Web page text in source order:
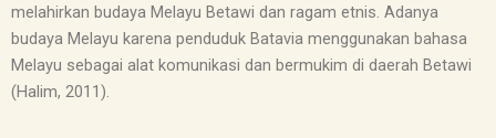
melahirkan budaya Melayu Betawi dan ragam etnis. Adanya
budaya Melayu karena penduduk Batavia menggunakan bahasa
Melayu sebagai alat komunikasi dan bermukim di daerah Betawi
(Halim, 2011).